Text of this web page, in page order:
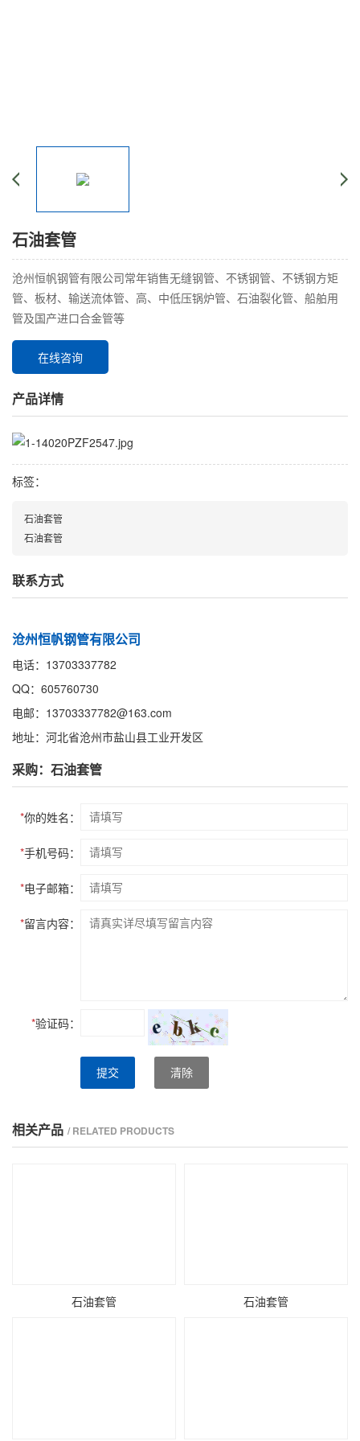
石油套管
沧州恒帆钢管有限公司常年销售无缝钢管、不锈钢管、不锈钢方矩
管、板材、输送流体管、高、中低压锅炉管、石油裂化管、船舶用
管及国产进口合金管等
在线咨询
产品详情
标签：
石油套管
石油套管
联系方式
沧州恒帆钢管有限公司
电话：13703337782
QQ：605760730
电邮：13703337782@163.com
地址：河北省沧州市盐山县工业开发区
采购：石油套管
*你的姓名：
*手机号码：
*电子邮箱：
*留言内容：
*验证码：
提交 清除
相关产品 / RELATED PRODUCTS
石油套管 石油套管